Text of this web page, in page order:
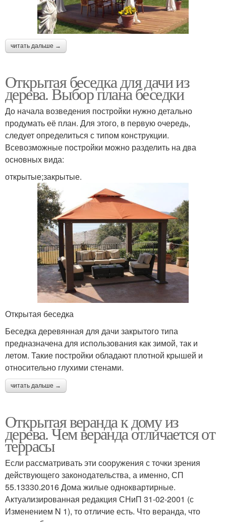
читать дальше →
Открытая беседка для дачи из
дерева. Выбор плана беседки
До начала возведения постройки нужно детально
продумать её план. Для этого, в первую очередь,
следует определиться с типом конструкции.
Всевозможные постройки можно разделить на два
основных вида:
открытые;закрытые.
Открытая беседка
Беседка деревянная для дачи закрытого типа
предназначена для использования как зимой, так и
летом. Такие постройки обладают плотной крышей и
относительно глухими стенами.
читать дальше →
Открытая веранда к дому из
дерева. Чем веранда отличается от
террасы
Если рассматривать эти сооружения с точки зрения
действующего законодательства, а именно, СП
55.13330.2016 Дома жилые одноквартирные.
Актуализированная редакция СНиП 31-02-2001 (с
Изменением N 1), то отличие есть. Что веранда, что